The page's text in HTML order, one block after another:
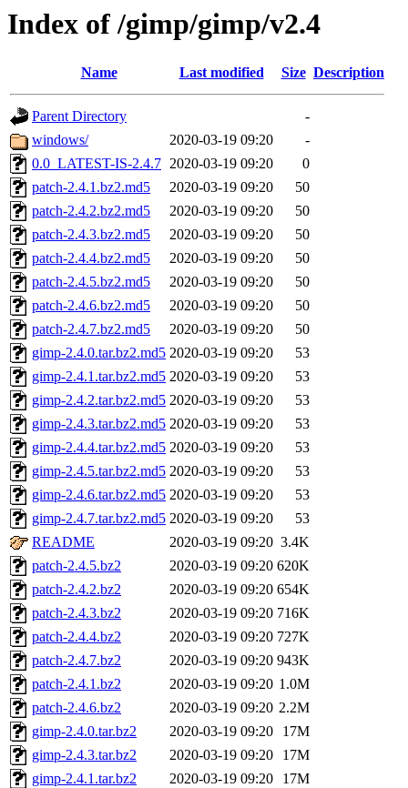
Index of /gimp/gimp/v2.4
Name Last modified Size Description
Parent Directory
-
windows/
2020-03-19 09:20
-
0.0_LATEST-IS-2.4.7 2020-03-19 09:20
0
patch-2.4.1.bz2.md5
2020-03-19 09:20
50
patch-2.4.2.bz2.md5
2020-03-19 09:20
50
patch-2.4.3.bz2.md5
2020-03-19 09:20
50
patch-2.4.4.bz2.md5
2020-03-19 09:20
50
patch-2.4.5.bz2.md5
2020-03-19 09:20
50
patch-2.4.6.bz2.md5
2020-03-19 09:20
50
patch-2.4.7.bz2.md5
2020-03-19 09:20
50
gimp-2.4.0.tar.bz2.md5 2020-03-19 09:20
53
gimp-2.4.1.tar.bz2.md5 2020-03-19 09:20
53
gimp-2.4.2.tar.bz2.md5 2020-03-19 09:20
53
gimp-2.4.3.tar.bz2.md5 2020-03-19 09:20
53
gimp-2.4.4.tar.bz2.md5 2020-03-19 09:20
53
gimp-2.4.5.tar.bz2.md5 2020-03-19 09:20
53
gimp-2.4.6.tar.bz2.md5 2020-03-19 09:20
53
gimp-2.4.7.tar.bz2.md5 2020-03-19 09:20
53
README
2020-03-19 09:20 3.4K
patch-2.4.5.bz2
2020-03-19 09:20 620K
patch-2.4.2.bz2
2020-03-19 09:20 654K
patch-2.4.3.bz2
2020-03-19 09:20 716K
patch-2.4.4.bz2
2020-03-19 09:20 727K
patch-2.4.7.bz2
2020-03-19 09:20 943K
patch-2.4.1.bz2
2020-03-19 09:20 1.0M
patch-2.4.6.bz2
2020-03-19 09:20 2.2M
gimp-2.4.0.tar.bz2
2020-03-19 09:20
17M
gimp-2.4.3.tar.bz2
2020-03-19 09:20
17M
gimp-2.4.1.tar.bz2
2020-03-19 09:20
17M